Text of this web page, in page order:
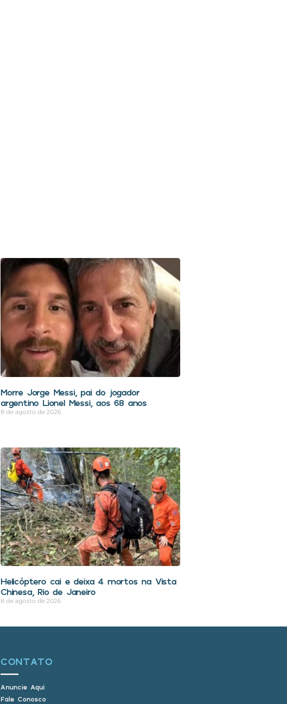
Morre Jorge Messi, pai do jogador
argentino Lionel Messi, aos 68 anos
8 de agosto de 2026
Helicóptero cai e deixa 4 mortos na Vista
Chinesa, Rio de Janeiro
8 de agosto de 2026
CONTATO
Anuncie Aqui
Fale Conosco